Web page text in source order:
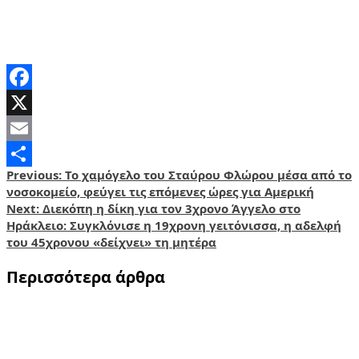
Facebook
X
Email
Share
Post
navigation
Previous: Το χαμόγελο του Σταύρου Φλώρου μέσα από το
νοσοκομείο, φεύγει τις επόμενες ώρες για Αμερική
Next: Διεκόπη η δίκη για τον 3χρονο Άγγελο στο
Ηράκλειο: Συγκλόνισε η 19χρονη γειτόνισσα, η αδελφή
του 45χρονου «δείχνει» τη μητέρα
Περισσότερα άρθρα